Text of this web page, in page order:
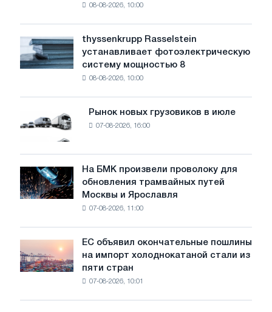
предупреждает:
воды
угрожает
безопасности
08-08-2026, 10:00
thyssenkrupp
Rasselstein
устанавливает
фотоэлектрическую
достижения
целей
обезуглероживания
thyssenkrupp Rasselstein
устанавливает фотоэлектрическую
систему мощностью 8
08-08-2026, 10:00
Рынок
новых
грузовиков
в
июле
Рынок новых грузовиков в июле
07-08-2026, 16:00
На
БМК
произвели
трамвайных
путей
Москвы
Ярославля
На БМК произвели проволоку для
обновления трамвайных путей
Москвы и Ярославля
07-08-2026, 11:00
объявил
окончательные
ЕС объявил окончательные пошлины
на импорт холоднокатаной стали из
пяти стран
07-08-2026, 10:01